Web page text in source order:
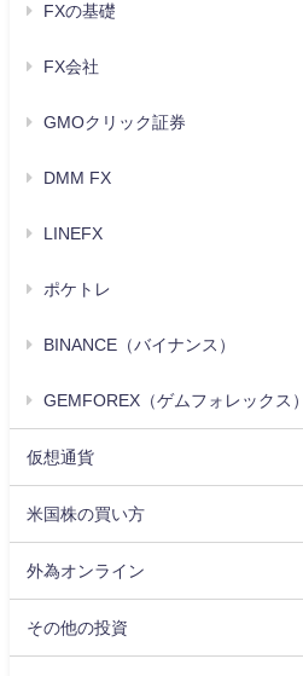
FXの基礎
FX会社
GMOクリック証券
DMM FX
LINEFX
ポケトレ
BINANCE（バイナンス）
GEMFOREX（ゲムフォレックス）
仮想通貨
米国株の買い方
外為オンライン
その他の投資